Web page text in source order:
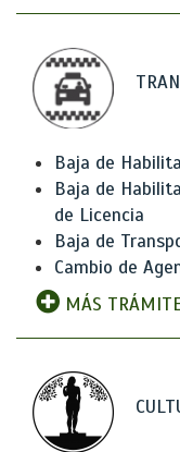
Baja de
Baja de
de Licencia
Baja de
Cambio de
MÁS